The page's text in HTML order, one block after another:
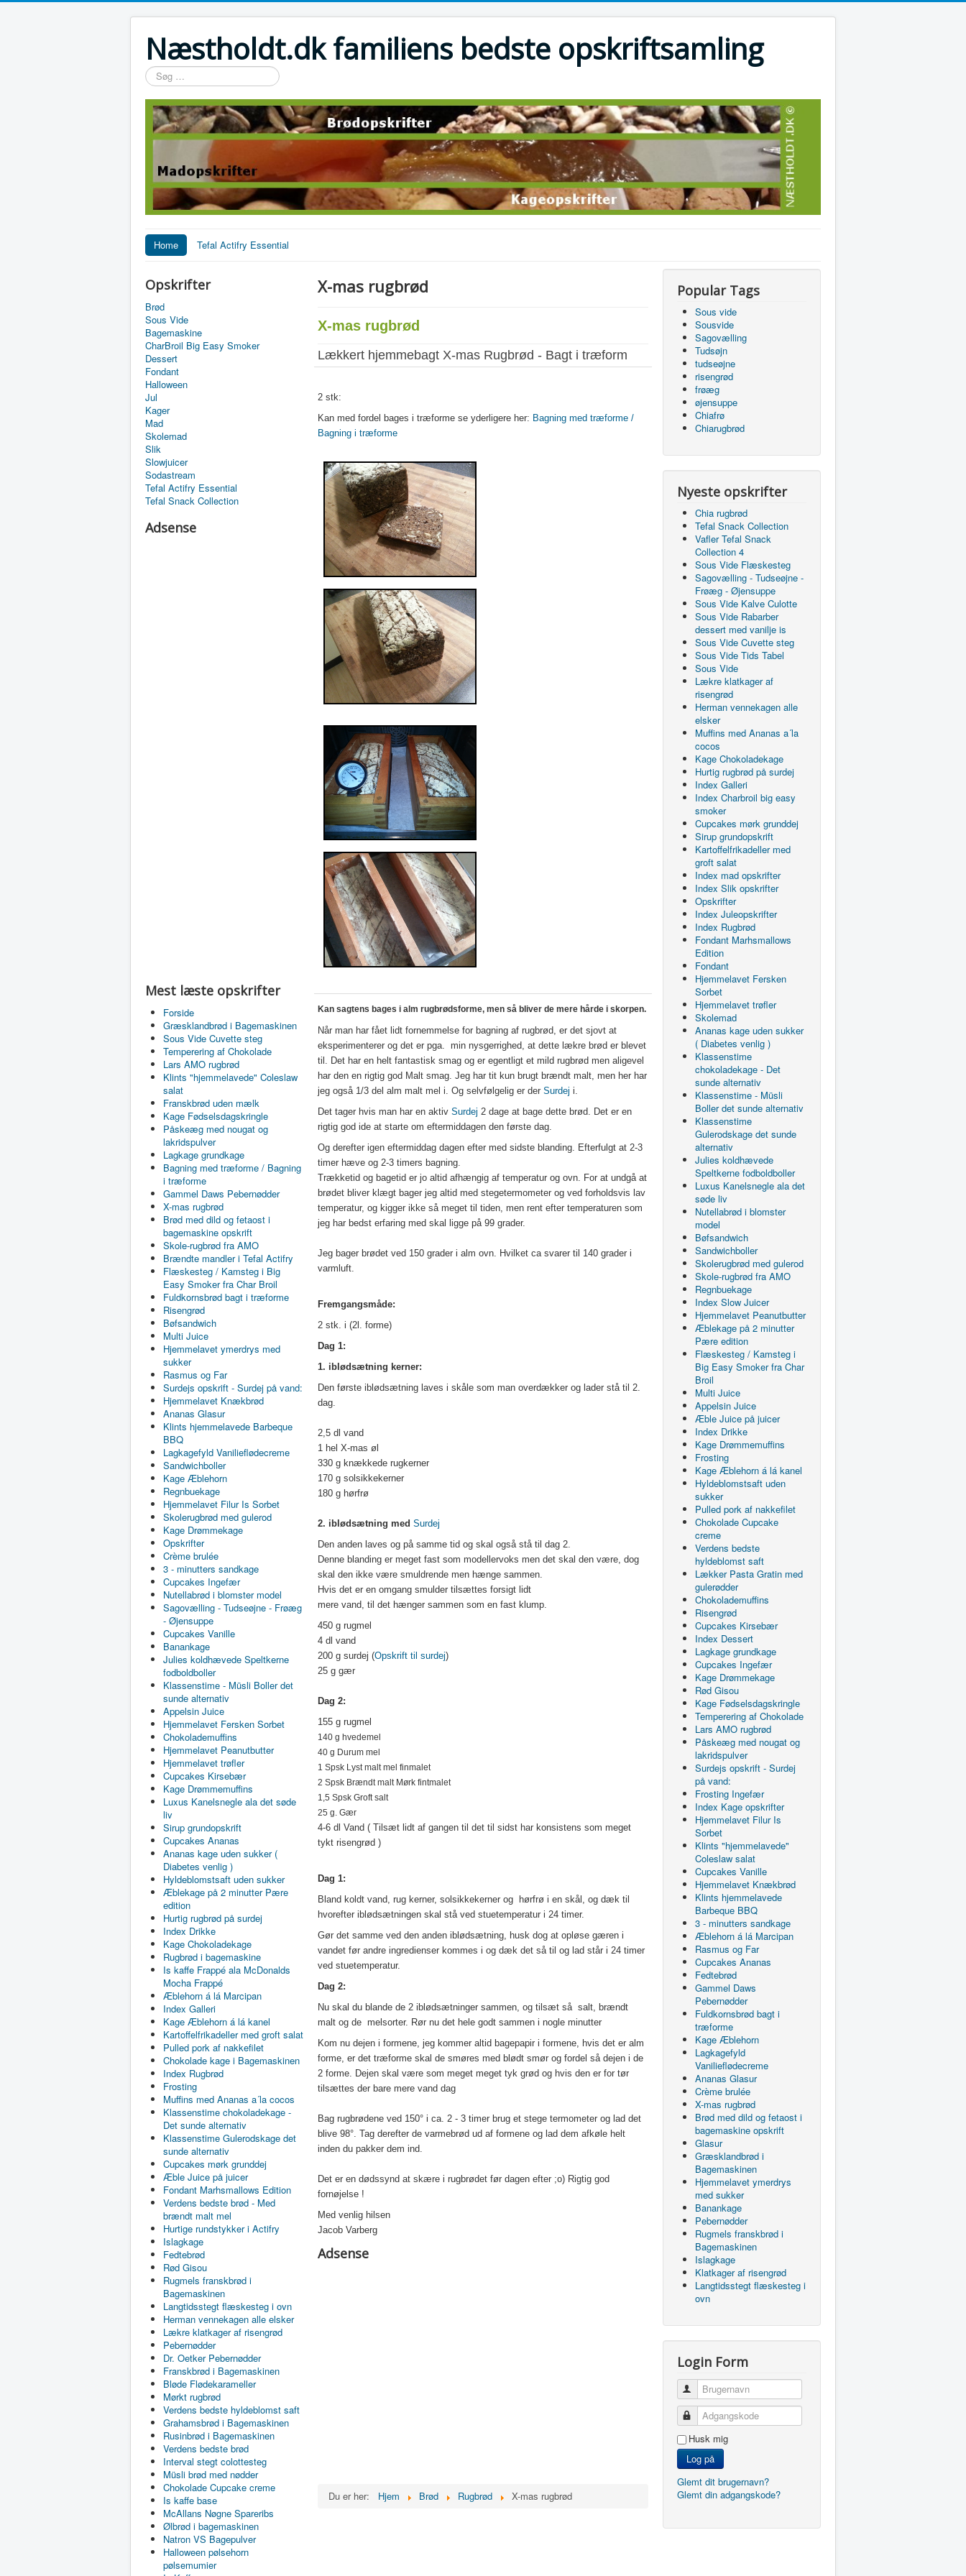
Næstholdt.dk familiens bedste opskriftsamling
Søg
…
Home Tefal Actifry Essential
Opskrifter
Brød
Sous Vide
Bagemaskine
CharBroil Big Easy Smoker
Dessert
Fondant
Halloween
Jul
Kager
Mad
Skolemad
Slik
Slowjuicer
Sodastream
Tefal Actifry Essential
Tefal Snack Collection
Adsense
Mest læste opskrifter
Forside
Græsklandbrød i Bagemaskinen
Sous Vide Cuvette steg
Temperering af Chokolade
Lars AMO rugbrød
Klints "hjemmelavede" Coleslaw
salat
Franskbrød uden mælk
Kage Fødselsdagskringle
Påskeæg med nougat og
lakridspulver
Lagkage grundkage
Bagning med træforme / Bagning
i træforme
Gammel Daws Pebernødder
X-mas rugbrød
Brød med dild og fetaost i
bagemaskine opskrift
Skole-rugbrød fra AMO
Brændte mandler i Tefal Actifry
Flæskesteg / Kamsteg i Big
Easy Smoker fra Char Broil
Fuldkornsbrød bagt i træforme
Risengrød
Bøfsandwich
Multi Juice
Hjemmelavet ymerdrys med
sukker
Rasmus og Far
Surdejs opskrift - Surdej på vand:
Hjemmelavet Knækbrød
Ananas Glasur
Klints hjemmelavede Barbeque
BBQ
Lagkagefyld Vanilieflødecreme
Sandwichboller
Kage Æblehorn
Regnbuekage
Hjemmelavet Filur Is Sorbet
Skolerugbrød med gulerod
Kage Drømmekage
Opskrifter
Crème brulée
3 - minutters sandkage
Cupcakes Ingefær
Nutellabrød i blomster model
Sagovælling - Tudseøjne - Frøæg
- Øjensuppe
Cupcakes Vanille
Banankage
Julies koldhævede Speltkerne
fodboldboller
Klassenstime - Müsli Boller det
sunde alternativ
Appelsin Juice
Hjemmelavet Fersken Sorbet
Chokolademuffins
Hjemmelavet Peanutbutter
Hjemmelavet trøfler
Cupcakes Kirsebær
Kage Drømmemuffins
Luxus Kanelsnegle ala det søde
liv
Sirup grundopskrift
Cupcakes Ananas
Ananas kage uden sukker (
Diabetes venlig )
Hyldeblomstsaft uden sukker
Æblekage på 2 minutter Pære
edition
Hurtig rugbrød på surdej
Index Drikke
Kage Chokoladekage
Rugbrød i bagemaskine
Is kaffe Frappé ala McDonalds
Mocha Frappé
Æblehorn á lá Marcipan
Index Galleri
Kage Æblehorn á lá kanel
Kartoffelfrikadeller med groft salat
Pulled pork af nakkefilet
Chokolade kage i Bagemaskinen
Index Rugbrød
Frosting
Muffins med Ananas a´la cocos
Klassenstime chokoladekage -
Det sunde alternativ
Klassenstime Gulerodskage det
sunde alternativ
Cupcakes mørk grunddej
Æble Juice på juicer
Fondant Marhsmallows Edition
Verdens bedste brød - Med
brændt malt mel
Hurtige rundstykker i Actifry
Islagkage
Fedtebrød
Rød Gisou
Rugmels franskbrød i
Bagemaskinen
Langtidsstegt flæskesteg i ovn
Herman vennekagen alle elsker
Lækre klatkager af risengrød
Pebernødder
Dr. Oetker Pebernødder
Franskbrød i Bagemaskinen
Bløde Flødekarameller
Mørkt rugbrød
Verdens bedste hyldeblomst saft
Grahamsbrød i Bagemaskinen
Rusinbrød i Bagemaskinen
Verdens bedste brød
Interval stegt colottesteg
Müsli brød med nødder
Chokolade Cupcake creme
Is kaffe base
McAllans Nøgne Spareribs
Ølbrød i bagemaskinen
Natron VS Bagepulver
Halloween pølsehorn
pølsemumier
X-mas rugbrød
X-mas rugbrød
Lækkert hjemmebagt X-mas Rugbrød - Bagt i træform
2 stk:
Kan med fordel bages i træforme se yderligere her: Bagning med træforme /
Bagning i træforme
Kan sagtens bages i alm rugbrødsforme, men så bliver de mere hårde i skorpen.
Når man har fået lidt fornemmelse for bagning af rugbrød, er det sjovt at
eksperimenterer og det er pga. min nysgerrighed, at dette lækre brød er blevet
til. Det har en helt fantastisk smag og er egentligt et mild rugbrød men aligevel
har den en rigtig god Malt smag. Jeg har tit kun brugt brændt malt, men her har
jeg også 1/3 del alm malt mel i. Og selvfølgelig er der Surdej i.
Det tager hvis man har en aktiv Surdej 2 dage at bage dette brød. Det er en
rigtig god ide at starte om eftermiddagen den første dag.
Og derefter igen eftermiddag dagen efter med sidste blanding. Efterfulgt at 2-3
timer hæve og 2-3 timers bagning.
Trækketid og bagetid er jo altid afhængig af temperatur og ovn. For at undgå at
brødet bliver klægt bager jeg altid med stegetermometer og ved forholdsvis lav
temperatur, og kigger ikke så meget til tiden, men rent efter temperaturen som
jeg har bedst erfaring med skal ligge på 99 grader.
Jeg bager brødet ved 150 grader i alm ovn. Hvilket ca svarer til 140 grader i
varmluft.
Fremgangsmåde:
2 stk. i (2l. forme)
Dag 1:
1. iblødsætning kerner:
Den første iblødsætning laves i skåle som man overdækker og lader stå til 2.
dag.
2,5 dl vand
1 hel X-mas øl
330 g knækkede rugkerner
170 g solsikkekerner
180 g hørfrø
2. iblødsætning med Surdej
Den anden laves og på samme tid og skal også stå til dag 2.
Denne blanding er meget fast som modellervoks men det skal den være, dog
skal den ikke være smuldrende men hænge sammen.
Hvis det er en omgang smulder tilsættes forsigt lidt
mere vand, til det hænger sammen som en fast klump.
450 g rugmel
4 dl vand
200 g surdej (Opskrift til surdej)
25 g gær
Dag 2:
155 g rugmel
140 g hvedemel
40 g Durum mel
1 Spsk Lyst malt mel finmalet
2 Spsk Brændt malt Mørk fintmalet
1,5 Spsk Groft salt
25 g. Gær
4-6 dl Vand ( Tilsæt lidt af gangen til det til sidst har konsistens som meget
tykt risengrød )
Dag 1:
Bland koldt vand, rug kerner, solsikkekerner og hørfrø i en skål, og dæk til
hvorefter iblødsætningen skal stå ved stuetemperatur i 24 timer.
Gør det samme ved den anden iblødsætning, husk dog at opløse gæren i
vandet før andre ingredienser kommes i og dæk det så til og lad står i 24 timer
ved stuetemperatur.
Dag 2:
Nu skal du blande de 2 iblødsætninger sammen, og tilsæt så salt, brændt
malt og de melsorter. Rør nu det hele godt sammen i nogle minutter
Kom nu dejen i formene, jeg kommer altid bagepapir i formene, hvis det er alm
forme, er det træforme skal de smøres med blødt smør og fordel så dejen i de
2 forme. Dejen skal være som meget meget tyk grød og hvis den er for tør
tilsættes der bare mere vand dag
Bag rugbrødene ved 150° i ca. 2 - 3 timer brug et stege termometer og lad det
blive 98°. Tag derefter de varmebrød ud af formene og lad dem afkøle helt
inden du pakker dem ind.
Det er en dødssynd at skære i rugbrødet før dagen efter ;o) Rigtig god
fornøjelse !
Med venlig hilsen
Jacob Varberg
Adsense
Du er her: Hjem Brød Rugbrød X-mas rugbrød
Popular Tags
Sous vide
Sousvide
Sagovælling
Tudsøjn
tudseøjne
risengrød
frøæg
øjensuppe
Chiafrø
Chiarugbrød
Nyeste opskrifter
Chia rugbrød
Tefal Snack Collection
Vafler Tefal Snack
Collection 4
Sous Vide Flæskesteg
Sagovælling - Tudseøjne -
Frøæg - Øjensuppe
Sous Vide Kalve Culotte
Sous Vide Rabarber
dessert med vanilje is
Sous Vide Cuvette steg
Sous Vide Tids Tabel
Sous Vide
Lækre klatkager af
risengrød
Herman vennekagen alle
elsker
Muffins med Ananas a´la
cocos
Kage Chokoladekage
Hurtig rugbrød på surdej
Index Galleri
Index Charbroil big easy
smoker
Cupcakes mørk grunddej
Sirup grundopskrift
Kartoffelfrikadeller med
groft salat
Index mad opskrifter
Index Slik opskrifter
Opskrifter
Index Juleopskrifter
Index Rugbrød
Fondant Marhsmallows
Edition
Fondant
Hjemmelavet Fersken
Sorbet
Hjemmelavet trøfler
Skolemad
Ananas kage uden sukker
( Diabetes venlig )
Klassenstime
chokoladekage - Det
sunde alternativ
Klassenstime - Müsli
Boller det sunde alternativ
Klassenstime
Gulerodskage det sunde
alternativ
Julies koldhævede
Speltkerne fodboldboller
Luxus Kanelsnegle ala det
søde liv
Nutellabrød i blomster
model
Bøfsandwich
Sandwichboller
Skolerugbrød med gulerod
Skole-rugbrød fra AMO
Regnbuekage
Index Slow Juicer
Hjemmelavet Peanutbutter
Æblekage på 2 minutter
Pære edition
Flæskesteg / Kamsteg i
Big Easy Smoker fra Char
Broil
Multi Juice
Appelsin Juice
Æble Juice på juicer
Index Drikke
Kage Drømmemuffins
Frosting
Kage Æblehorn á lá kanel
Hyldeblomstsaft uden
sukker
Pulled pork af nakkefilet
Chokolade Cupcake
creme
Verdens bedste
hyldeblomst saft
Lækker Pasta Gratin med
gulerødder
Chokolademuffins
Risengrød
Cupcakes Kirsebær
Index Dessert
Lagkage grundkage
Cupcakes Ingefær
Kage Drømmekage
Rød Gisou
Kage Fødselsdagskringle
Temperering af Chokolade
Lars AMO rugbrød
Påskeæg med nougat og
lakridspulver
Surdejs opskrift - Surdej
på vand:
Frosting Ingefær
Index Kage opskrifter
Hjemmelavet Filur Is
Sorbet
Klints "hjemmelavede"
Coleslaw salat
Cupcakes Vanille
Hjemmelavet Knækbrød
Klints hjemmelavede
Barbeque BBQ
3 - minutters sandkage
Æblehorn á lá Marcipan
Rasmus og Far
Cupcakes Ananas
Fedtebrød
Gammel Daws
Pebernødder
Fuldkornsbrød bagt i
træforme
Kage Æblehorn
Lagkagefyld
Vanilieflødecreme
Ananas Glasur
Crème brulée
X-mas rugbrød
Brød med dild og fetaost i
bagemaskine opskrift
Glasur
Græsklandbrød i
Bagemaskinen
Hjemmelavet ymerdrys
med sukker
Banankage
Pebernødder
Rugmels franskbrød i
Bagemaskinen
Islagkage
Klatkager af risengrød
Langtidsstegt flæskesteg i
ovn
Login Form
Brugernavn
Adgangskode
Husk mig
Log på
Glemt dit brugernavn?
Glemt din adgangskode?